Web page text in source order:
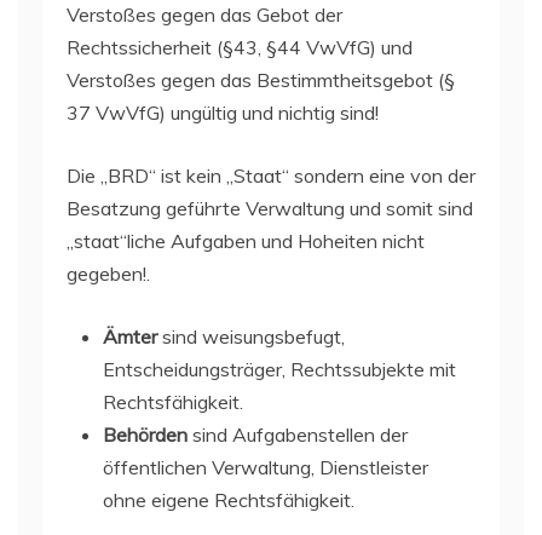
Verstoßes gegen das Gebot der
Rechtssicherheit (§43, §44 VwVfG) und
Verstoßes gegen das Bestimmtheitsgebot (§
37 VwVfG) ungültig und nichtig sind!
Die „BRD“ ist kein „Staat“ sondern eine von der
Besatzung geführte Verwaltung und somit sind
„staat“liche Aufgaben und Hoheiten nicht
gegeben!.
Ämtersind weisungsbefugt,
Entscheidungsträger, Rechtssubjekte mit
Rechtsfähigkeit.
Behörden sind Aufgabenstellen der
öffentlichen Verwaltung, Dienstleister
ohne eigene Rechtsfähigkeit.